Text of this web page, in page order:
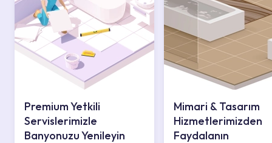
Premium Yetkili
Servislerimizle
Banyonuzu Yenileyin
Mimari & Tasarım
Hizmetlerimizden
Faydalanın